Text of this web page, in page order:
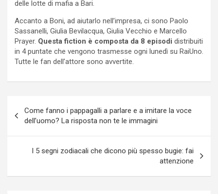
delle lotte di mafia a Bari.
Accanto a Boni, ad aiutarlo nell’impresa, ci sono Paolo
Sassanelli, Giulia Bevilacqua, Giulia Vecchio e Marcello
Prayer. Questa fiction è composta da 8 episodi distribuiti
in 4 puntate che vengono trasmesse ogni lunedì su RaiUno.
Tutte le fan dell’attore sono avvertite.
articoli
Come fanno i pappagalli a parlare e a imitare la voce
dell’uomo? La risposta non te le immagini
I 5 segni zodiacali che dicono più spesso bugie: fai
attenzione